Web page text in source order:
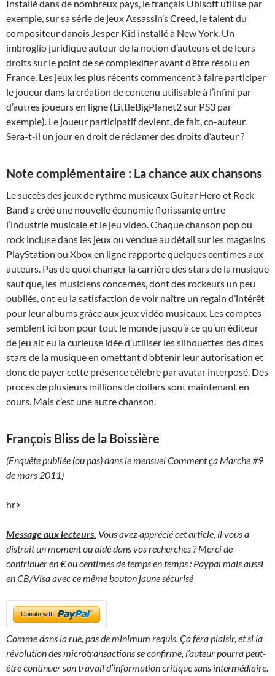
Installé dans de nombreux pays, le français Ubisoft utilise par
exemple, sur sa série de jeux Assassin’s Creed, le talent du
compositeur danois Jesper Kid installé à New York. Un
imbroglio juridique autour de la notion d’auteurs et de leurs
droits sur le point de se complexifier avant d’être résolu en
France. Les jeux les plus récents commencent à faire participer
le joueur dans la création de contenu utilisable à l’infini par
d’autres joueurs en ligne (LittleBigPlanet2 sur PS3 par
exemple). Le joueur participatif devient, de fait, co-auteur.
Sera-t-il un jour en droit de réclamer des droits d’auteur ?
Note complémentaire : La chance aux chansons
Le succès des jeux de rythme musicaux Guitar Hero et Rock
Band a créé une nouvelle économie florissante entre
l’industrie musicale et le jeu vidéo. Chaque chanson pop ou
rock incluse dans les jeux ou vendue au détail sur les magasins
PlayStation ou Xbox en ligne rapporte quelques centimes aux
auteurs. Pas de quoi changer la carrière des stars de la musique
sauf que, les musiciens concernés, dont des rockeurs un peu
oubliés, ont eu la satisfaction de voir naître un regain d’intérêt
pour leur albums grâce aux jeux vidéo musicaux. Les comptes
semblent ici bon pour tout le monde jusqu’à ce qu’un éditeur
de jeu ait eu la curieuse idée d’utiliser les silhouettes des dites
stars de la musique en omettant d’obtenir leur autorisation et
donc de payer cette présence célèbre par avatar interposé. Des
procès de plusieurs millions de dollars sont maintenant en
cours. Mais c’est une autre chanson.
François Bliss de la Boissière
(Enquête publiée (ou pas) dans le mensuel Comment ça Marche #9
de mars 2011)
hr>
Message aux lecteurs. Vous avez apprécié cet article, il vous a
distrait un moment ou aidé dans vos recherches ? Merci de
contribuer en € ou centimes de temps en temps : Paypal mais aussi
en CB/Visa avec ce même bouton jaune sécurisé
Comme dans la rue, pas de minimum requis. Ça fera plaisir, et si la
révolution des microtransactions se confirme, l’auteur pourra peut-
être continuer son travail d’information critique sans intermédiaire.